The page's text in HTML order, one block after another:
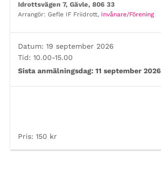
Idrottsvägen 7, Gävle, 806 33
Arrangör: Gefle IF Friidrott, Invånare/Förening
Datum: 19 september 2026
Tid: 10.00-15.00
Sista anmälningsdag: 11 september 2026
Pris: 150 kr